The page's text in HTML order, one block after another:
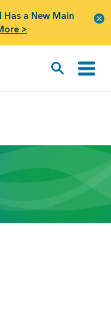
a New Main
>